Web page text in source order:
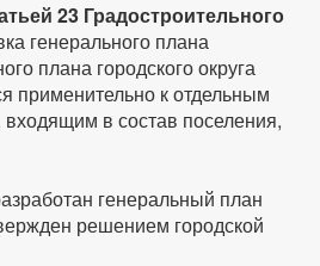
23 Градостроительного
генерального плана
плана городского округа
применительно к отдельным
в состав поселения,
генеральный план
решением городской